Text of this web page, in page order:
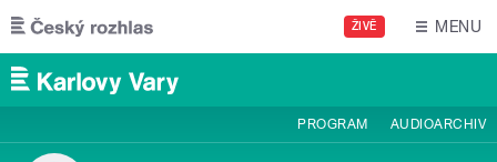
Přejít k hlavnímu obsahu
ŽIVĚ MENU
PROGRAM AUDIOARCHIV